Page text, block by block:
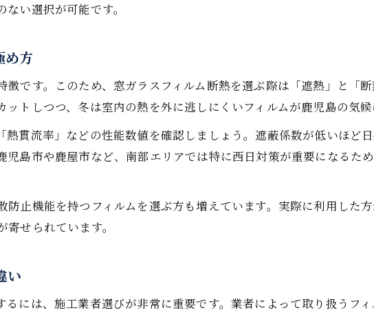
快適な暮らしを叶える断熱フィルムの選択基準
断熱と防犯を両立する窓ガラスフィルム断熱活用
窓ガラスフィルム断熱で光熱費を抑えるコツ
安全性の高い断熱フィルムの選び方を解説
省エネ効果を最大化する断熱フィルムの施工法
施工前に知るべき窓ガラスフィルム断熱の基礎
断熱フィルム施工時の下準備で差がつく理由
体感キットで断熱効果を事前に確認する方法
い選択が可能です。
め方
です。このため、窓ガラスフィルム断熱を選ぶ際は「遮熱」と「
トしつつ、冬は室内の熱を外に逃しにくいフィルムが鹿児島の気候
貫流率」などの性能数値を確認しましょう。遮蔽係数が低いほど
島市や鹿屋市など、南部エリアでは特に西日対策が重要になるた
止機能を持つフィルムを選ぶ方も増えています。実際に利用した
せられています。
い
には、施工業者選びが非常に重要です。業者によって取り扱うフ